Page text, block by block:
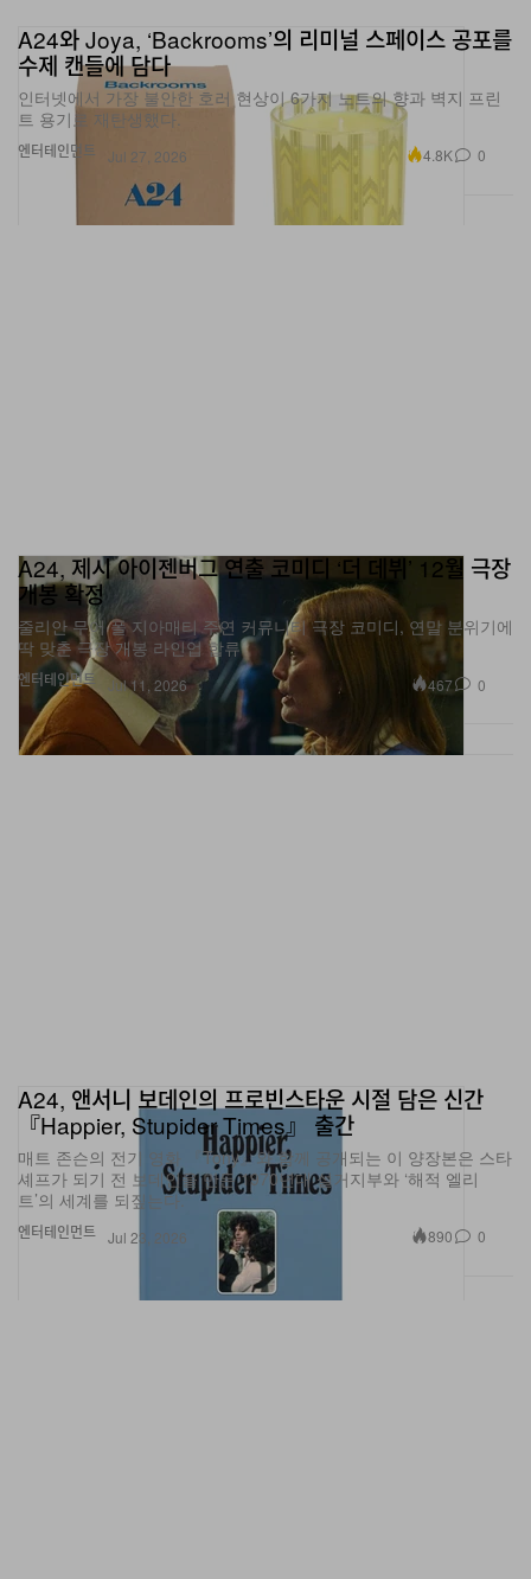
엔터테인먼트
A24와 Joya, ‘Backrooms’의 리미널 스페이스 공포를
수제 캔들에 담다
인터넷에서 가장 불안한 호러 현상이 6가지 노트의 향과 벽지 프린
트 용기로 재탄생했다.
Jul 27, 2026 4.8K 0
엔터테인먼트
A24, 제시 아이젠버그 연출 코미디 ‘더 데뷔’ 12월 극장
개봉 확정
줄리안 무어·폴 지아매티 주연 커뮤니티 극장 코미디, 연말 분위기에
딱 맞춘 극장 개봉 라인업 합류
Jul 11, 2026 467 0
엔터테인먼트
A24, 앤서니 보데인의 프로빈스타운 시절 담은 신간
『Happier, Stupider Times』 출간
매트 존슨의 전기 영화 『Tony』와 함께 공개되는 이 양장본은 스타
셰프가 되기 전 보데인을 만든 1970년대 설거지부와 ‘해적 엘리
트’의 세계를 되짚는다.
Jul 23, 2026 890 0